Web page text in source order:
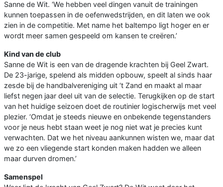
Sanne de Wit. ‘We hebben veel dingen vanuit de trainingen
kunnen toepassen in de oefenwedstrijden, en dit laten we ook
zien in de competitie. Met name het baltempo ligt hoger en er
wordt meer samen gespeeld om kansen te creëren.’
Kind van de club
Sanne de Wit is een van de dragende krachten bij Geel Zwart.
De 23-jarige, spelend als midden opbouw, speelt al sinds haar
zesde bij de handbalvereniging uit ‘t Zand en maakt al maar
liefst negen jaar deel uit van de selectie. Terugkijken op de start
van het huidige seizoen doet de routinier logischerwijs met veel
plezier. ‘Omdat je steeds nieuwe en onbekende tegenstanders
voor je neus hebt staan weet je nog niet wat je precies kunt
verwachten. Dat we het niveau aankunnen wisten we, maar dat
we zo een vliegende start konden maken hadden we alleen
maar durven dromen.’
Samenspel